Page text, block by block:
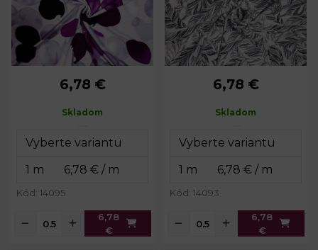
6,78 €
Skladom
Kód: 14095
6,78
€
6,78 €
Skladom
Kód: 14093
6,78
€